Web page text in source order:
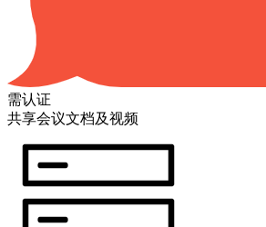
需认证
共享会议文档及视频